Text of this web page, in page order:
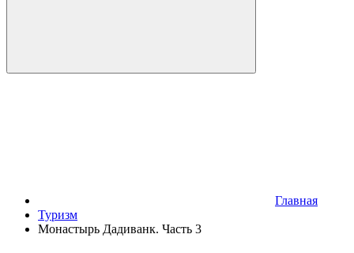
Главная
Туризм
Монастырь Дадиванк. Часть 3